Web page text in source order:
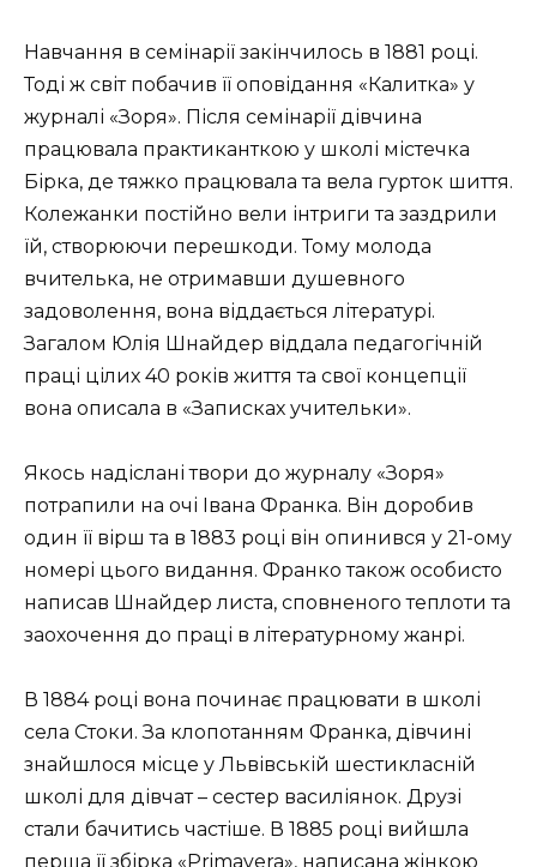
Навчання в семінарії закінчилось в 1881 році.
Тоді ж світ побачив її оповідання «Калитка» у
журналі «Зоря». Після семінарії дівчина
працювала практиканткою у школі містечка
Бірка, де тяжко працювала та вела гурток шиття.
Колежанки постійно вели інтриги та заздрили
їй, створюючи перешкоди. Тому молода
вчителька, не отримавши душевного
задоволення, вона віддається літературі.
Загалом Юлія Шнайдер віддала педагогічній
праці цілих 40 років життя та свої концепції
вона описала в «Записках учительки».
Якось надіслані твори до журналу «Зоря»
потрапили на очі Івана Франка. Він доробив
один її вірш та в 1883 році він опинився у 21-ому
номері цього видання. Франко також особисто
написав Шнайдер листа, сповненого теплоти та
заохочення до праці в літературному жанрі.
В 1884 році вона починає працювати в школі
села Стоки. За клопотанням Франка, дівчині
знайшлося місце у Львівській шестикласній
школі для дівчат – сестер василіянок. Друзі
стали бачитись частіше. В 1885 році вийшла
перша її збірка «Primavera», написана жінкою